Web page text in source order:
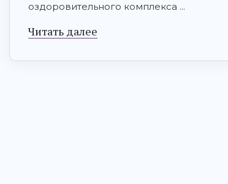
оздоровительного комплекса ...
Читать далее